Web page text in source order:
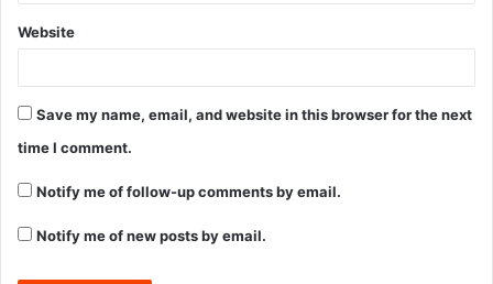
Website
Save my name, email, and website in this browser for the next
time I comment.
Notify me of follow-up comments by email.
Notify me of new posts by email.